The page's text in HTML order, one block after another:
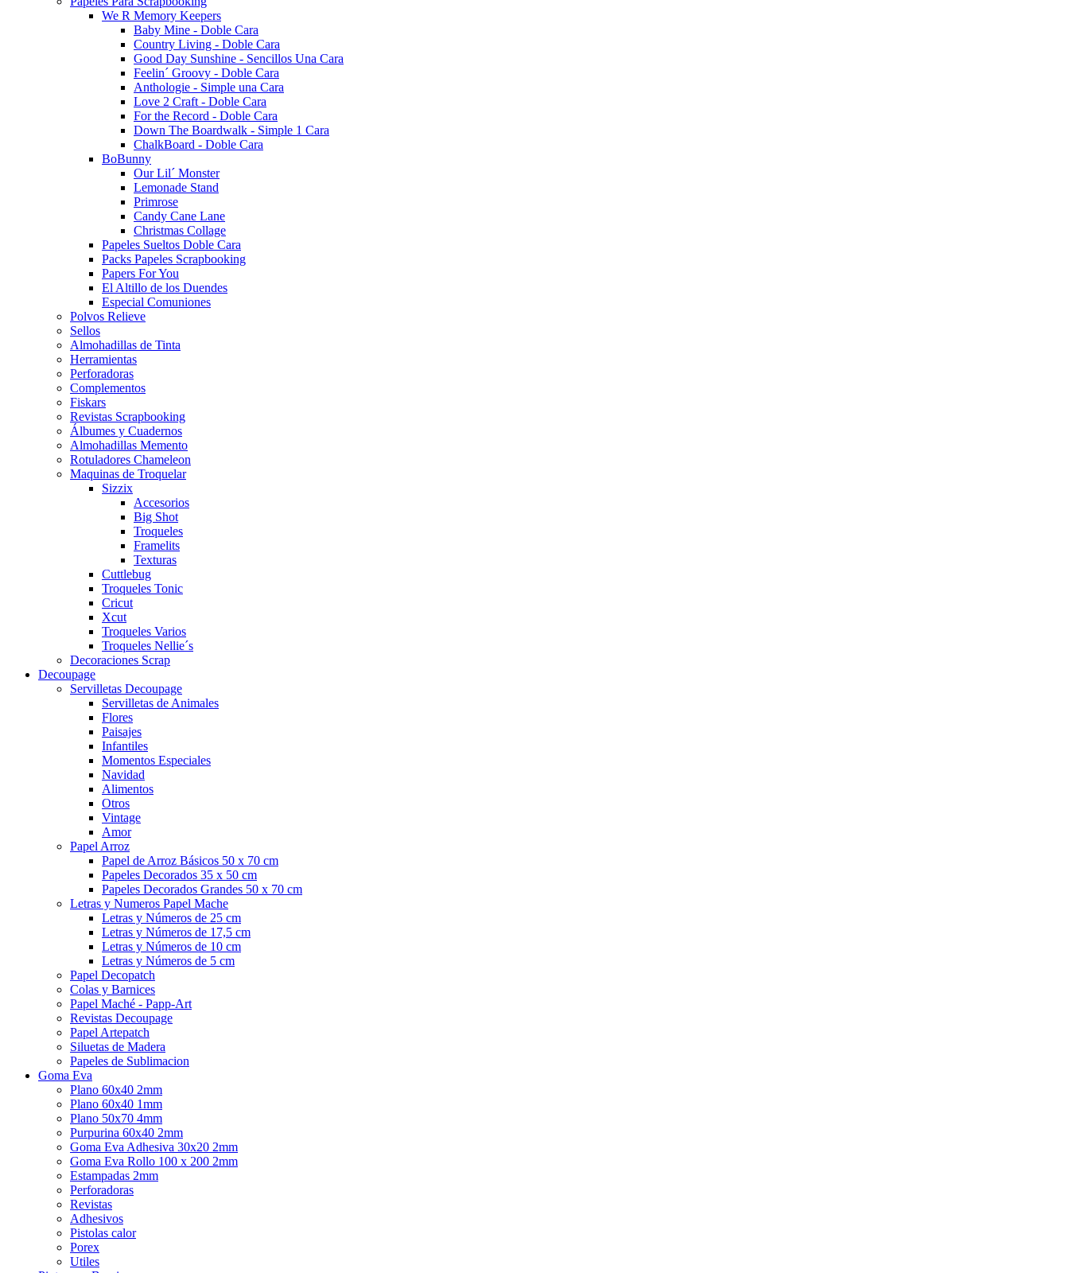
We R Memory Keepers
Baby Mine - Doble Cara
Country Living - Doble Cara
Good Day Sunshine - Sencillos Una Cara
Feelin´ Groovy - Doble Cara
Anthologie - Simple una Cara
Love 2 Craft - Doble Cara
For the Record - Doble Cara
Down The Boardwalk - Simple 1 Cara
ChalkBoard - Doble Cara
BoBunny
Our Lil´ Monster
Lemonade Stand
Primrose
Candy Cane Lane
Christmas Collage
Papeles Sueltos Doble Cara
Packs Papeles Scrapbooking
Papers For You
El Altillo de los Duendes
Especial Comuniones
Polvos Relieve
Sellos
Almohadillas de Tinta
Herramientas
Perforadoras
Complementos
Fiskars
Revistas Scrapbooking
Álbumes y Cuadernos
Almohadillas Memento
Rotuladores Chameleon
Maquinas de Troquelar
Sizzix
Accesorios
Big Shot
Troqueles
Framelits
Texturas
Cuttlebug
Troqueles Tonic
Cricut
Xcut
Troqueles Varios
Troqueles Nellie´s
Decoraciones Scrap
Decoupage
Servilletas Decoupage
Servilletas de Animales
Flores
Paisajes
Infantiles
Momentos Especiales
Navidad
Alimentos
Otros
Vintage
Amor
Papel Arroz
Papel de Arroz Básicos 50 x 70 cm
Papeles Decorados 35 x 50 cm
Papeles Decorados Grandes 50 x 70 cm
Letras y Numeros Papel Mache
Letras y Números de 25 cm
Letras y Números de 17,5 cm
Letras y Números de 10 cm
Letras y Números de 5 cm
Papel Decopatch
Colas y Barnices
Papel Maché - Papp-Art
Revistas Decoupage
Papel Artepatch
Siluetas de Madera
Papeles de Sublimacion
Goma Eva
Plano 60x40 2mm
Plano 60x40 1mm
Plano 50x70 4mm
Purpurina 60x40 2mm
Goma Eva Adhesiva 30x20 2mm
Goma Eva Rollo 100 x 200 2mm
Estampadas 2mm
Perforadoras
Revistas
Adhesivos
Pistolas calor
Porex
Utiles